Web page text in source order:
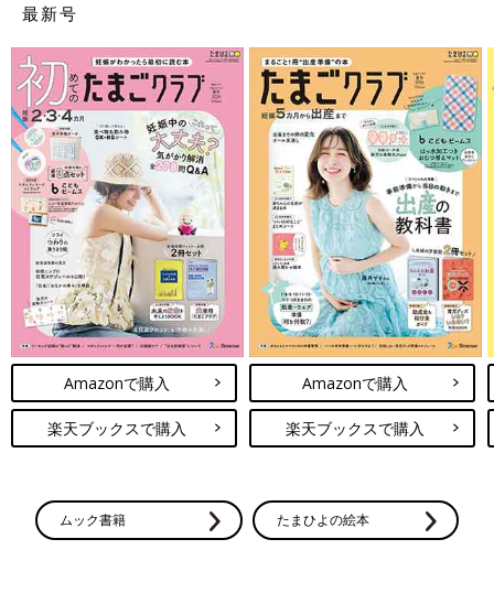
なかの中から出てきて、あっという間に手術室からNICUに消え
て行きました。
改めて子どもたちに会えたのは出産翌日でした。再び会えた嬉し
さはありましたが、1000グラム程のあまりにも小さい体には管
や呼吸器などがたくさん付けられていてとても痛々しく感じられ
ました。『大きく産んであげられなかった』と子どもたちに申し
訳ない気持ちでいっぱいになり、その場で泣き崩れたのを今でも
覚えています。
毎日NICUへ面会に行っていましたが、管や呼吸器がすぐに取れ
ることはなく、毎日罪悪感に襲われる日々でした。けれども『今
日は1ccミルク飲んでいます』とか、今日は『3cc飲んで、ちゃん
とうんちも出ています』と看護師さんから聞くたびに、世間的に
はごく普通のことですが、極低出生体重児の母になった私にとっ
てはミルクを飲む量が1日1cc増えただけでも、ただうんちをした
というだけでも、『子どもたちは生きてる！頑張って生きようと
している！』と思えました。子どもたちに私が背中を押されてい
GCUに入院していた時の4つ子
最新号
Amazonで購入
楽天ブックスで購入
Amazonで購入
楽天ブックスで購入
ムック書籍 たまひよの絵本